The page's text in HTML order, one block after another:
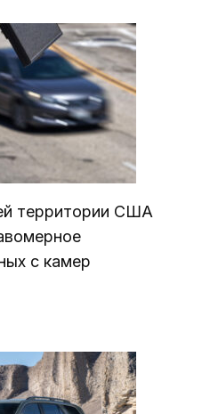
территории США
с камер